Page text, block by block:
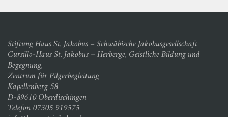
Stiftung Haus St. Jakobus – Schwäbische Jakobusgesellschaft
Cursillo-Haus St. Jakobus – Herberge, Geistliche Bildung und
Begegnung,
Zentrum für Pilgerbegleitung
Kapellenberg 58
D-89610 Oberdischingen
Telefon 07305 919575